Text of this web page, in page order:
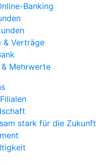
Banking
& Verträge
Mehrwerte
stark für die Zukunft